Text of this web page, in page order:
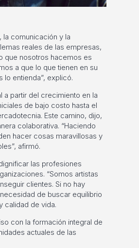
la comunicación y la
reales de las empresas,
que nosotros hacemos es
a que lo que tienen en su
lo entienda”, explicó.
partir del crecimiento en la
de bajo costo hasta el
Este camino, dijo,
colaborativa. “Haciendo
hacer cosas maravillosas y
afirmó.
las profesiones
“Somos artistas
clientes. Si no hay
de buscar equilibrio
calidad de vida.
con la formación integral de
actuales de las